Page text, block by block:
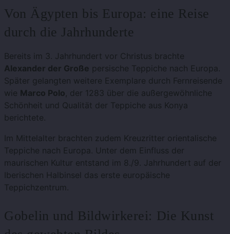
Von Ägypten bis Europa: eine Reise
durch die Jahrhunderte
Bereits im 3. Jahrhundert vor Christus brachte
Alexander der Große persische Teppiche nach Europa.
Später gelangten weitere Exemplare durch Fernreisende
wie Marco Polo, der 1283 über die außergewöhnliche
Schönheit und Qualität der Teppiche aus Konya
berichtete.
Im Mittelalter brachten zudem Kreuzritter orientalische
Teppiche nach Europa. Unter dem Einfluss der
maurischen Kultur entstand im 8./9. Jahrhundert auf der
Iberischen Halbinsel das erste europäische
Teppichzentrum.
Gobelin und Bildwirkerei: Die Kunst